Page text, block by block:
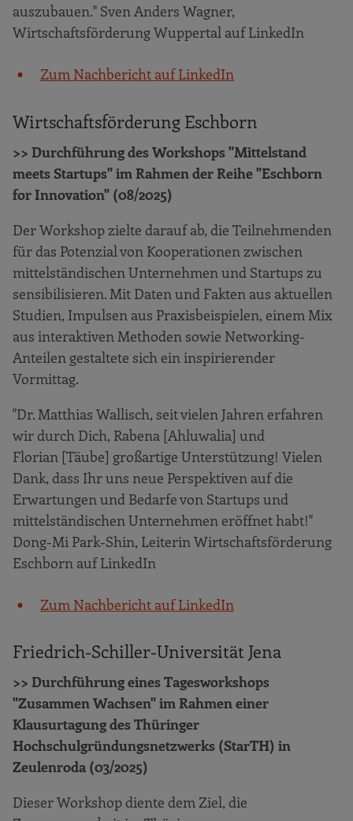
auszubauen." Sven Anders Wagner,
Wirtschaftsförderung Wuppertal auf LinkedIn
Zum Nachbericht auf LinkedIn
Wirtschaftsförderung Eschborn
>> Durchführung des Workshops "Mittelstand
meets Startups" im Rahmen der Reihe "Eschborn
for Innovation" (08/2025)
Der Workshop zielte darauf ab, die Teilnehmenden
für das Potenzial von Kooperationen zwischen
mittelständischen Unternehmen und Startups zu
sensibilisieren. Mit Daten und Fakten aus aktuellen
Studien, Impulsen aus Praxisbeispielen, einem Mix
aus interaktiven Methoden sowie Networking-
Anteilen gestaltete sich ein inspirierender
Vormittag.
"Dr. Matthias Wallisch, seit vielen Jahren erfahren
wir durch Dich, Rabena [Ahluwalia] und
Florian [Täube] großartige Unterstützung! Vielen
Dank, dass Ihr uns neue Perspektiven auf die
Erwartungen und Bedarfe von Startups und
mittelständischen Unternehmen eröffnet habt!"
Dong-Mi Park-Shin, Leiterin Wirtschaftsförderung
Eschborn auf LinkedIn
Zum Nachbericht auf LinkedIn
Friedrich-Schiller-Universität Jena
>> Durchführung eines Tagesworkshops
"Zusammen Wachsen" im Rahmen einer
Klausurtagung des Thüringer
Hochschulgründungsnetzwerks (StarTH) in
Zeulenroda (03/2025)
Dieser Workshop diente dem Ziel, die